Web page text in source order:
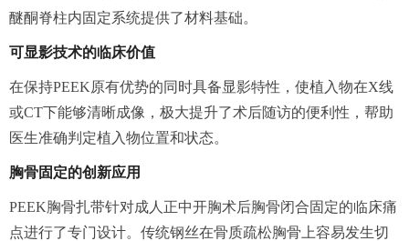
醚酮脊柱内固定系统提供了材料基础。
可显影技术的临床价值
在保持PEEK原有优势的同时具备显影特性，使植入物在X线
或CT下能够清晰成像，极大提升了术后随访的便利性，帮助
医生准确判定植入物位置和状态。
胸骨固定的创新应用
PEEK胸骨扎带针对成人正中开胸术后胸骨闭合固定的临床痛
点进行了专门设计。传统钢丝在骨质疏松胸骨上容易发生切